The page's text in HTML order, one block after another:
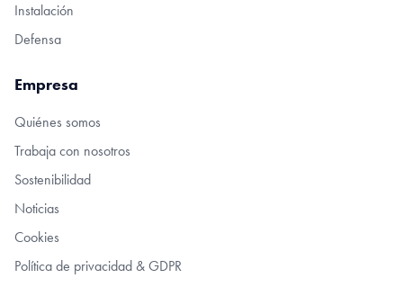
Instalación
Defensa
Empresa
Quiénes somos
Trabaja con nosotros
Sostenibilidad
Noticias
Cookies
Política de privacidad & GDPR